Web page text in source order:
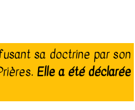
sa doctrine par son
Elle a été déclarée